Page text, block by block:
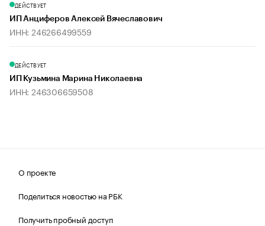
ДЕЙСТВУЕТ
ИП Анциферов Алексей Вячеславович
ИНН: 246266499559
ДЕЙСТВУЕТ
ИП Кузьмина Марина Николаевна
ИНН: 246306659508
О проекте
Поделиться новостью на РБК
Получить пробный доступ